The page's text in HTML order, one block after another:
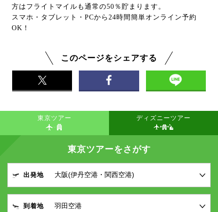
方はフライトマイルも通常の50％貯まります。
スマホ・タブレット・PCから24時間簡単オンライン予約
OK！
このページをシェアする
東京ツアー ディズニーツアー
東京ツアーをさがす
出発地
到着地